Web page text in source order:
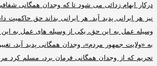
درکار ابهام زدائی می شود تا که وجدان همگانی
نیز هر ایرانی پدید آید
هر ایرانی بداند حق حاکمیت
وسیله عمل به این حق، یکی از وسیله های عمل به
به «ولایت جمهور مردم»، وجدان همگانی پدید آید،
تحریم که از وجدان همگانی فرمان برد، مسلم کرد